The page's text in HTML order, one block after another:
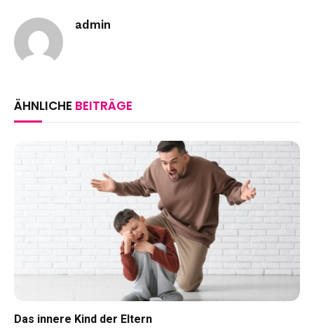
admin
ÄHNLICHE BEITRÄGE
Das innere Kind der Eltern